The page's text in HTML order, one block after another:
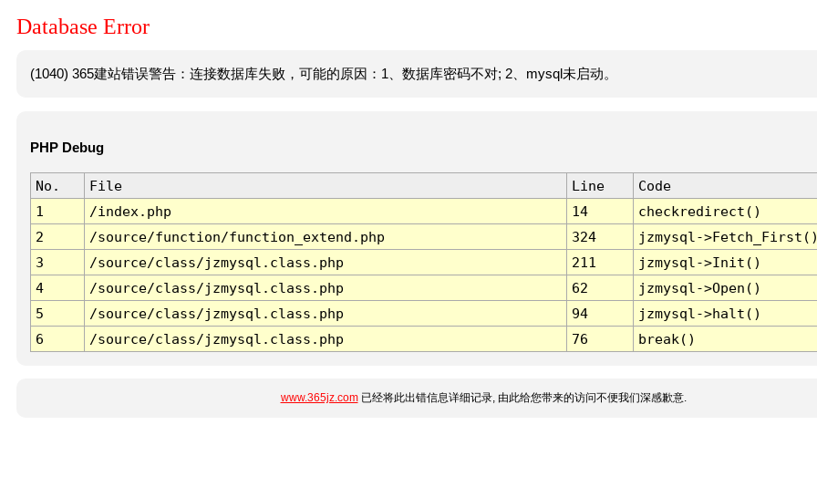
Database Error
(1040) 365建站错误警告：连接数据库失败，可能的原因：1、数据库密码不对; 2、mysql未启动。
PHP Debug
No. File Line
Code
1
/index.php 14
checkredirect()
2
/source/function/function_extend.php 324
jzmysql-
3
/source/class/jzmysql.class.php 211
jzmysql->Init()
4
/source/class/jzmysql.class.php 62
jzmysql->Open()
5
/source/class/jzmysql.class.php 94
jzmysql->halt()
6
/source/class/jzmysql.class.php 76 break()
www.365jz.com已经将此出错信息详细记录, 由此给您带来的访问不便我们深感歉意.